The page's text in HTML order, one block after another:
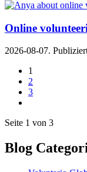
Online
2026-08-07.
1
2
3
Seite 1 von 3
Blog